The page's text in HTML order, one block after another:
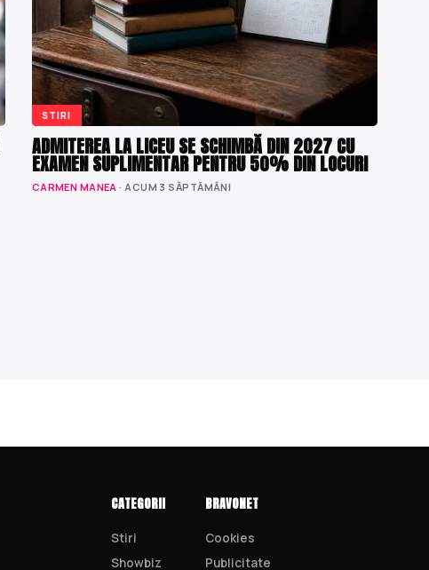
STIRI
ADMITEREA LA LICEU SE SCHIMBĂ DIN 2027 CU
EXAMEN SUPLIMENTAR PENTRU 50% DIN LOCURI
CARMEN MANEA · ACUM 3 SĂPTĂMÂNI
CATEGORII
Stiri
Showbiz
BRAVONET
Cookies
Publicitate